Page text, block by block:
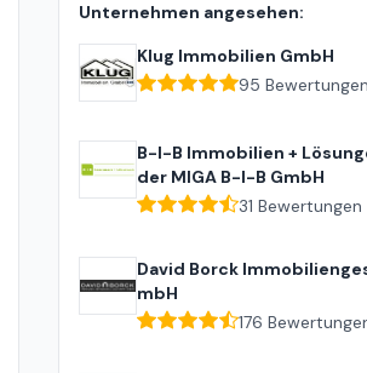
Unternehmen angesehen:
Klug Immobilien GmbH
95 Bewertungen
B-I-B Immobilien +
der MIGA B-I-B GmbH
31 Bewertungen
David Borck
mbH
176